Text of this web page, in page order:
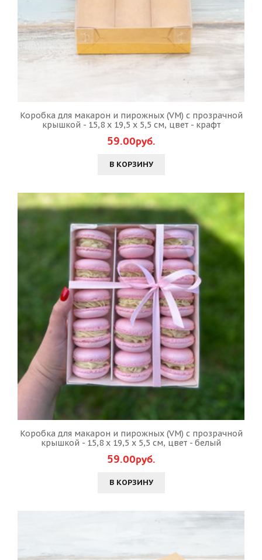
Коробка для макарон и пирожных (VM) с прозрачной
крышкой - 15,8 х 19,5 х 5,5 см, цвет - крафт
59.00руб.
В КОРЗИНУ
Коробка для макарон и пирожных (VM) с прозрачной
крышкой - 15,8 х 19,5 х 5,5 см, цвет - белый
59.00руб.
В КОРЗИНУ